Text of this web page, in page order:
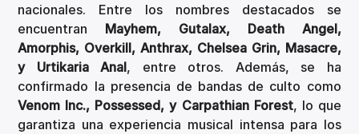
nacionales. Entre los nombres destacados se
encuentran Mayhem, Gutalax, Death Angel,
Amorphis, Overkill, Anthrax, Chelsea Grin, Masacre,
y Urtikaria Anal, entre otros. Además, se ha
confirmado la presencia de bandas de culto como
Venom Inc., Possessed, y Carpathian Forest, lo que
garantiza una experiencia musical intensa para los